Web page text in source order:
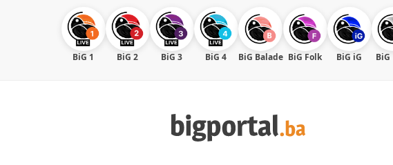
BiG 1 BiG 2 BiG 3 BiG 4 BiG Balade BiG Folk BiG iG BiG